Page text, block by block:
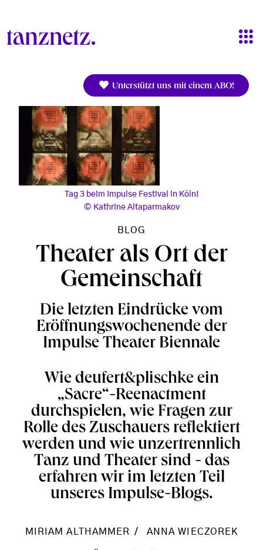
Unterstützt uns mit einem ABO!
Tag 3 beim Impulse Festival in Köln!
Kathrine Altaparmakov
BLOG
Theater als Ort der
Gemeinschaft
Die letzten Eindrücke vom
Eröffnungswochenende der
Impulse Theater Biennale
Wie deufert&plischke ein
„Sacre“-Reenactment
durchspielen, wie Fragen zur
Rolle des Zuschauers reflektiert
werden und wie unzertrennlich
Tanz und Theater sind - das
erfahren wir im letzten Teil
unseres Impulse-Blogs.
MIRIAM ALTHAMMER ANNA WIECZOREK